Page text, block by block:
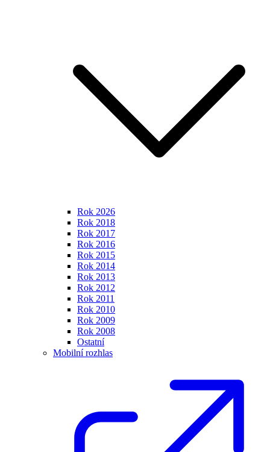
Rok 2026
Rok 2018
Rok 2017
Rok 2016
Rok 2015
Rok 2014
Rok 2013
Rok 2012
Rok 2011
Rok 2010
Rok 2009
Rok 2008
Ostatní
Mobilní rozhlas